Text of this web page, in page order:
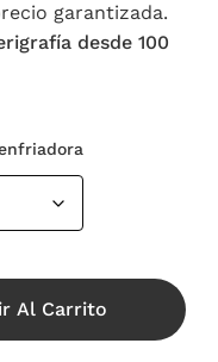
garantizada.
desde 100
Al Carrito